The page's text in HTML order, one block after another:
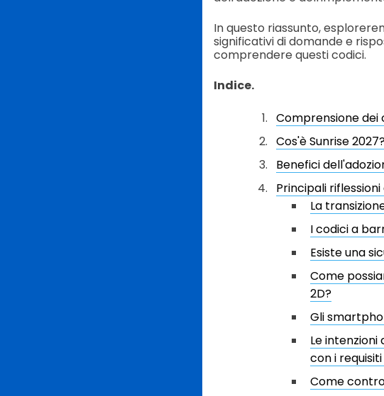
In questo riassunto,
significativi di domande e
comprendere questi codici.
Indice.
Comprensione dei
Cos'è Sunrise
Benefici
Principali
La
I codici a
Esiste una
Come
2D?
Gli
Le
con i
Come